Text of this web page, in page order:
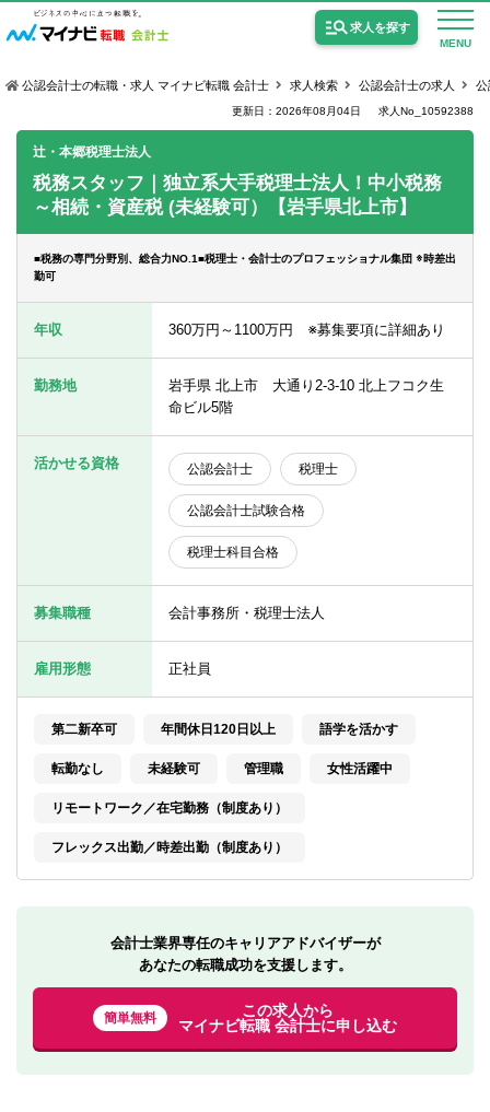
MENU
求人を探す
公認会計士の求人
監査法人の求人
USCPA（米国公認会計士）の求人
女性会計士の転職
個別転職相談会・セミナー
転職お役立ち情報
ご利用ガイド
非公開求人とは？
サービス紹介
業界情報
求人情報
公認会計士の転職・求人 マイナビ転職 会計士 求人検索 公認会計士の求人 公
更新日：2026年08月04日 求人No_10592388
辻・本郷税理士法人
税務スタッフ｜独立系大手税理士法人！中小税務
～相続・資産税 (未経験可）【岩手県北上市】
■税務の専門分野別、総合力NO.1■税理士・会計士のプロフェッショナル集団 ※時差出
勤可
年収 360万円～1100万円 ※募集要項に詳細あり
勤務地
岩手県 北上市 大通り2-3-10 北上フコク生
命ビル5階
活かせる資格 公認会計士 税理士
公認会計士試験合格
税理士科目合格
募集職種 会計事務所・税理士法人
雇用形態 正社員
第二新卒可 年間休日120日以上 語学を活かす
転勤なし 未経験可 管理職 女性活躍中
リモートワーク／在宅勤務（制度あり）
フレックス出勤／時差出勤（制度あり）
会計士業界専任のキャリアアドバイザーが
あなたの転職成功を支援します。
簡単無料
この求人から
マイナビ転職 会計士に申し込む